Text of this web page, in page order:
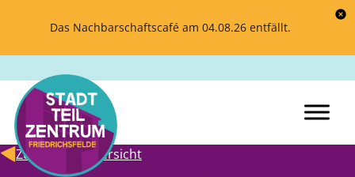
Das Nachbarschaftscafé am 04.08.26 entfällt.
Zurück zur Übersicht